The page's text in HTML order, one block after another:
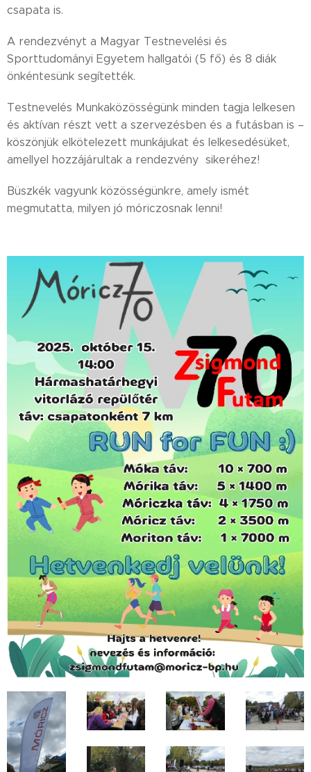
csapata is.
A rendezvényt a Magyar Testnevelési és
Sporttudományi Egyetem hallgatói (5 fő) és 8 diák
önkéntesünk segítették.
Testnevelés Munkaközösségünk minden tagja lelkesen
és aktívan részt vett a szervezésben és a futásban is –
köszönjük elkötelezett munkájukat és lelkesedésüket,
amellyel hozzájárultak a rendezvény sikeréhez!
Büszkék vagyunk közösségünkre, amely ismét
megmutatta, milyen jó móriczosnak lenni!